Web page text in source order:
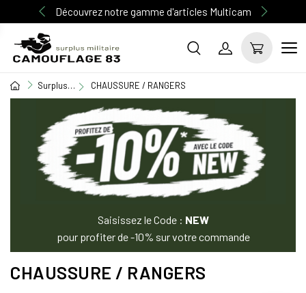
Découvrez notre gamme d'articles Multicam
Surplus Militaire CHAUSSURE / RANGERS
Saisissez le Code : NEW
pour profiter de -10% sur votre commande
CHAUSSURE / RANGERS